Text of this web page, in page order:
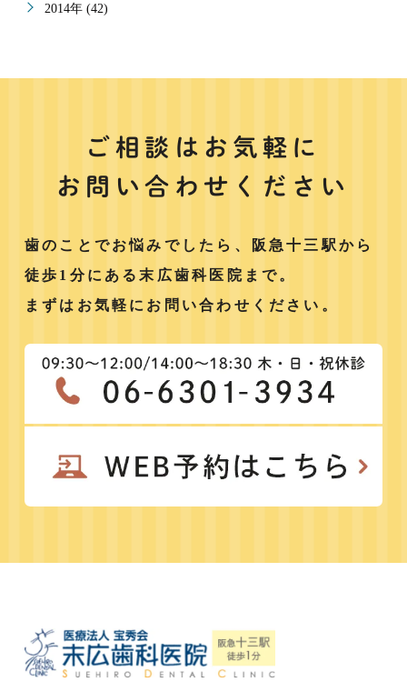
2014年 (42)
ご相談はお気軽に
お問い合わせください
歯のことでお悩みでしたら、阪急十三駅から
徒歩1分にある末広歯科医院まで。
まずはお気軽にお問い合わせください。